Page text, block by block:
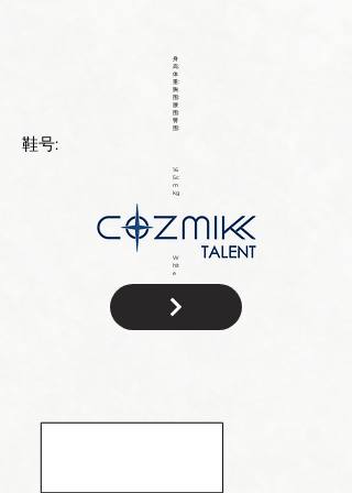
W
hit
e
身
高:
体
重:
胸
围:
腰
围:
臀
围:
鞋号:
16
5c
m
kg
籍: